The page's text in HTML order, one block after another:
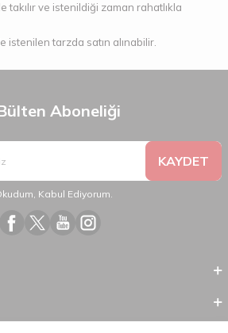
takılır ve istenildiği zaman rahatlıkla
istenilen tarzda satın alınabilir.
Aboneliği
KAYDET
Kabul Ediyorum.